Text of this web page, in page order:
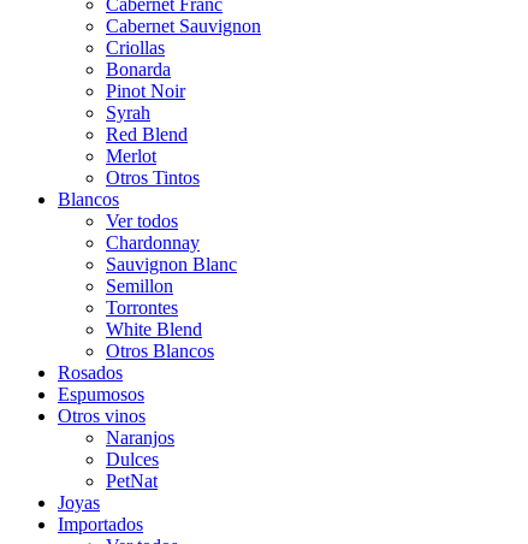
Cabernet Franc
Cabernet Sauvignon
Criollas
Bonarda
Pinot Noir
Syrah
Red Blend
Merlot
Otros Tintos
Blancos
Ver todos
Chardonnay
Sauvignon Blanc
Semillon
Torrontes
White Blend
Otros Blancos
Rosados
Espumosos
Otros vinos
Naranjos
Dulces
PetNat
Joyas
Importados